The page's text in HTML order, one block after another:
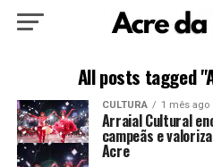
HOME POLÍTICA
EDUCAÇÃO NOTÍCIA
All posts tagged
CULTURA 1 mês ago
Arraial Cultural
campeãs e
Acre